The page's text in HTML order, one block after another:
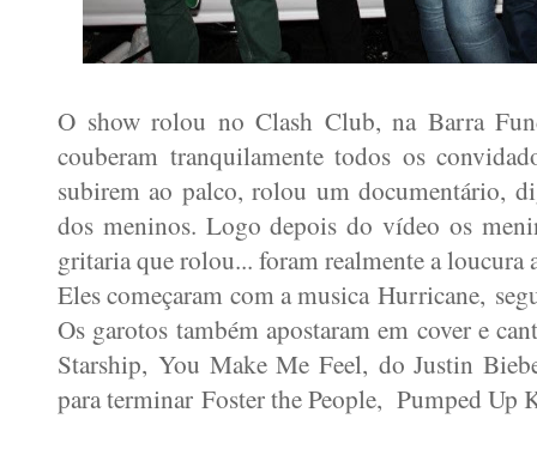
O show rolou no Clash Club, na Barra
couberam tranquilamente todos os
subirem ao palco, rolou um documentário,
dos meninos. Logo depois do vídeo os
gritaria que rolou... foram realmente a loucura
Eles começaram com a musicaHurricane,
Os garotos também apostaram em cover e
Starship,You Make Me Feel,do Justin
para terminar Foster the People, Pumped Up